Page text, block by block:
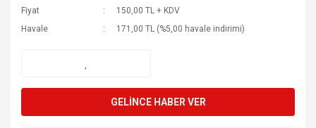
Fiyat
150,00 TL + KDV
Havale
171,00 TL (%5,00 havale indirimi)
GELİNCE HABER VER